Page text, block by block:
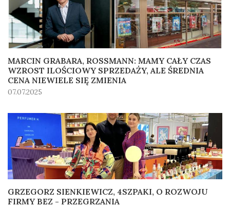
MARCIN GRABARA, ROSSMANN: MAMY CAŁY CZAS
WZROST ILOŚCIOWY SPRZEDAŻY, ALE ŚREDNIA
CENA NIEWIELE SIĘ ZMIENIA
07.07.2025
GRZEGORZ SIENKIEWICZ, 4SZPAKI, O ROZWOJU
FIRMY BEZ - PRZEGRZANIA